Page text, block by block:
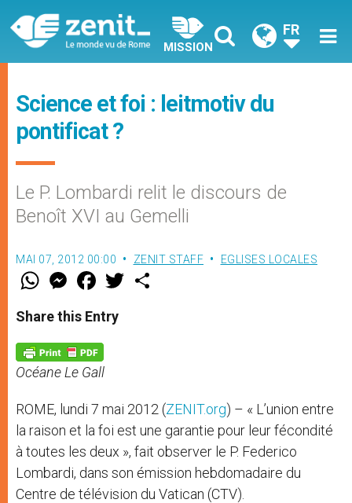
MISSION
FR
Science et foi : leitmotiv du
pontificat ?
Le P. Lombardi relit le discours de
Benoît XVI au Gemelli
MAI 07, 2012 00:00 ZENIT STAFF EGLISES LOCALES
W
t
s
p
p
M
e
s
e
g
e
r
F
a
e
b
o
k
w
Share this Entry
Océane Le Gall
ROME, lundi 7 mai 2012 (ZENIT.org) – « L’union entre
la raison et la foi est une garantie pour leur fécondité
à toutes les deux », fait observer le P. Federico
Lombardi, dans son émission hebdomadaire du
Centre de télévision du Vatican (CTV).